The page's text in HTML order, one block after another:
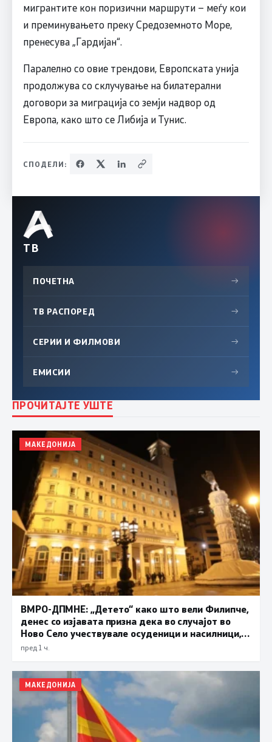
мигрантите кон поризични маршрути – меѓу кои
и преминувањето преку Средоземното Море,
пренесува „Гардијан“.
Паралелно со овие трендови, Европската унија
продолжува со склучување на билатерални
договори за миграција со земји надвор од
Европа, како што се Либија и Тунис.
СПОДЕЛИ:
ТВ
ПОЧЕТНА →
ТВ РАСПОРЕД →
СЕРИИ И ФИЛМОВИ →
ЕМИСИИ →
ПРОЧИТАЈТЕ УШТЕ
МАКЕДОНИЈА
ВМРО-ДПМНЕ: „Детето“ како што вели Филипче,
денес со изјавата призна дека во случајот во
Ново Село учествувале осуденици и насилници,
ова е талогот на Македонија
пред 1 ч.
МАКЕДОНИЈА